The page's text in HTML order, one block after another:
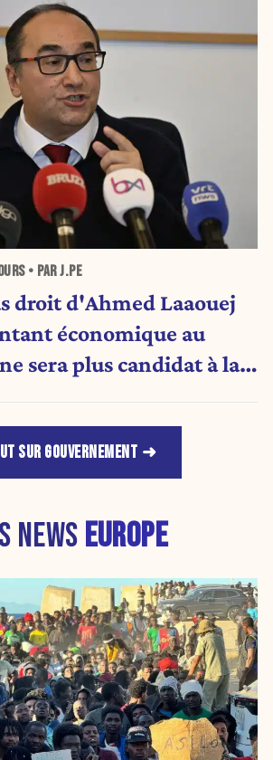
• PAR J.PE
droit d'Ahmed Laaouej
économique au
sera plus candidat à la
SUR GOUVERNEMENT
NEWS EUROPE